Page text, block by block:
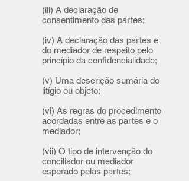
(iii) A declaração de
consentimento das partes;
(iv) A declaração das partes e
do mediador de respeito pelo
princípio da confidencialidade;
(v) Uma descrição sumária do
litígio ou objeto;
(vi) As regras do procedimento
acordadas entre as partes e o
mediador;
(vii) O tipo de intervenção do
conciliador ou mediador
esperado pelas partes;